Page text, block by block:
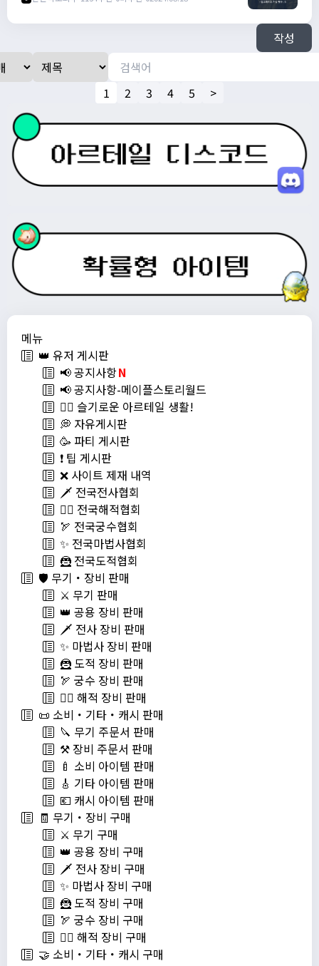
메뉴
👑 유저 게시판
📢 공지사항N
📢 공지사항-메이플스토리월드
💁‍♂ 슬기로운 아르테일 생활!
💭 자유게시판
🥳 파티 게시판
❗️ 팁 게시판
❌ 사이트 제재 내역
🗡️ 전국전사협회
🏴‍☠️ 전국해적협회
🏹 전국궁수협회
✨ 전국마법사협회
🦹 전국도적협회
🛡️ 무기・장비 판매
⚔️ 무기 판매
👑 공용 장비 판매
🗡️ 전사 장비 판매
✨ 마법사 장비 판매
🦹 도적 장비 판매
🏹 궁수 장비 판매
🏴‍☠️ 해적 장비 판매
📜 소비・기타・캐시 판매
🔪 무기 주문서 판매
⚒️ 장비 주문서 판매
🍼 소비 아이템 판매
🎸 기타 아이템 판매
💶 캐시 아이템 판매
🧾 무기・장비 구매
⚔️ 무기 구매
👑 공용 장비 구매
🗡️ 전사 장비 구매
✨ 마법사 장비 구매
🦹 도적 장비 구매
🏹 궁수 장비 구매
🏴‍☠️ 해적 장비 구매
🤝 소비・기타・캐시 구매
https://open.kakao.com/o/s0DLJJJg
작성
1 2 3 4 5 >